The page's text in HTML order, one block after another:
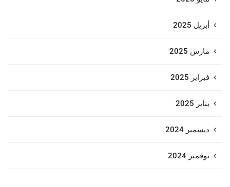
أبريل 2025
مارس 2025
فبراير 2025
يناير 2025
ديسمبر 2024
نوفمبر 2024